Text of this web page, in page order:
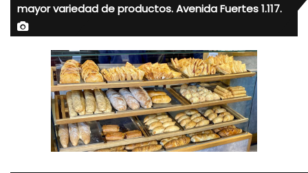
mayor variedad de productos. Avenida Fuertes 1.117.